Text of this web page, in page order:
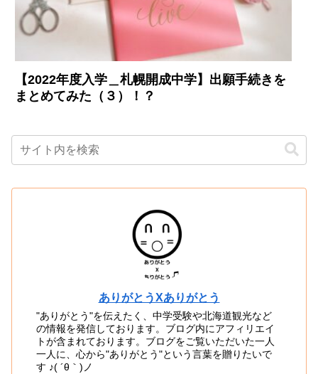
【2022年度入学＿札幌開成中学】出願手続きを
まとめてみた（３）！？
ありがとうXありがとう
"ありがとう"を伝えたく、中学受験や北海道観光など
の情報を発信しております。ブログ内にアフィリエイ
トが含まれております。ブログをご覧いただいた一人
一人に、心から"ありがとう"という言葉を贈りたいで
す ♪( ´θ｀)ノ